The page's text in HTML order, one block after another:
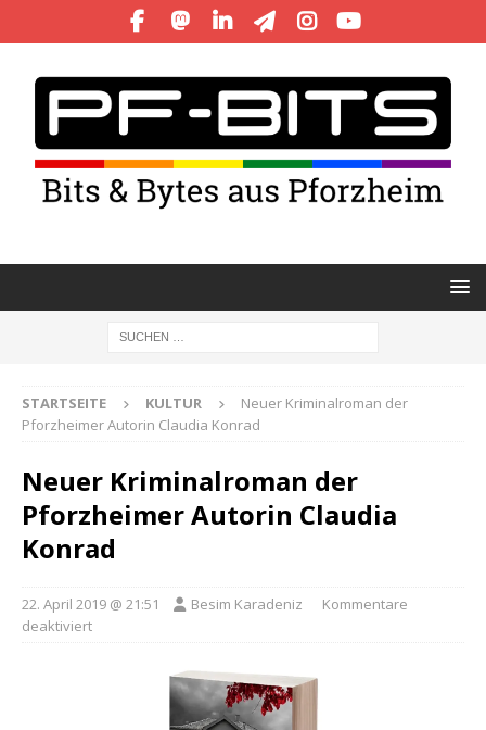
STARTSEITE KULTUR
Neuer Kriminalroman der
Pforzheimer Autorin Claudia Konrad
Neuer Kriminalroman der
Pforzheimer Autorin Claudia
Konrad
22. April 2019 @ 21:51 Besim Karadeniz
Kommentare
deaktiviert